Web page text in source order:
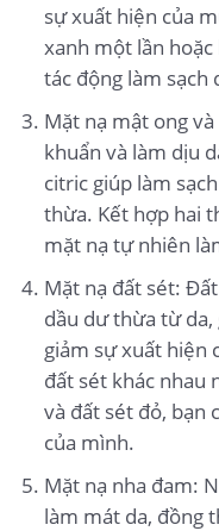
sự xuất hiện của
xanh một lần
tác động làm sạch
Mặt nạ mật ong
khuẩn và làm dịu
citric giúp làm
thừa. Kết hợp hai
mặt nạ tự nhiên
Mặt nạ đất sét:
dầu dư thừa từ da,
giảm sự xuất hiện
đất sét khác nhau
và đất sét đỏ, bạn
của mình.
Mặt nạ nha đam:
làm mát da, đồng